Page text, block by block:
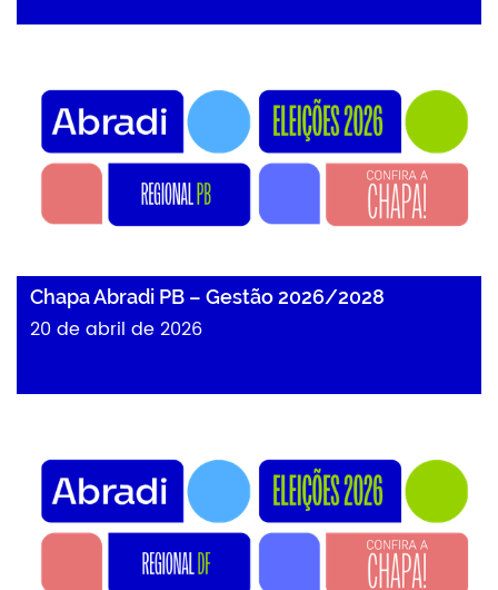
Chapa Abradi PB – Gestão 2026/2028
20 de abril de 2026